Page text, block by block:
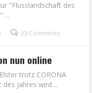
"Flusslandschaft des
...
(0) Comments
nun online
trotz CORONA
Jahres wird ...